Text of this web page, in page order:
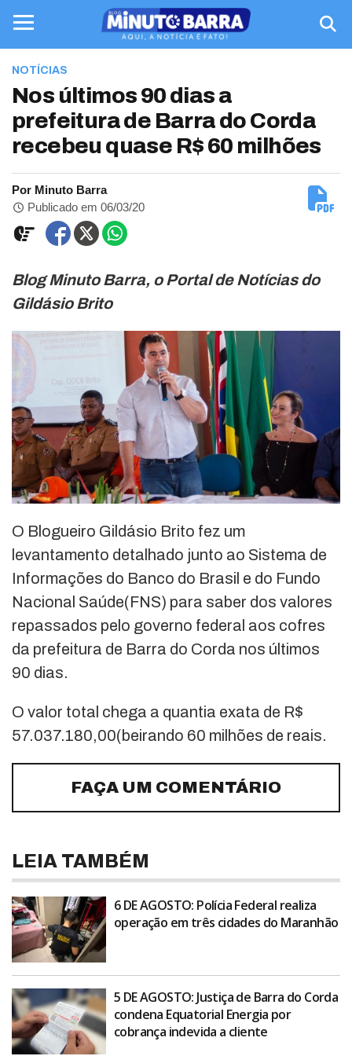
NOTÍCIAS
Nos últimos 90 dias a
prefeitura de Barra do Corda
recebeu quase R$ 60 milhões
Por Minuto Barra
Publicado em 06/03/20
Blog Minuto Barra, o Portal de Notícias do
Gildásio Brito
O Blogueiro Gildásio Brito fez um
levantamento detalhado junto ao Sistema de
Informações do Banco do Brasil e do Fundo
Nacional Saúde(FNS) para saber dos valores
repassados pelo governo federal aos cofres
da prefeitura de Barra do Corda nos últimos
90 dias.
O valor total chega a quantia exata de R$
57.037.180,00(beirando 60 milhões de reais.
FAÇA UM COMENTÁRIO
LEIA TAMBÉM
6 DE AGOSTO: Polícia Federal realiza
operação em três cidades do Maranhão
5 DE AGOSTO: Justiça de Barra do Corda
condena Equatorial Energia por
cobrança indevida a cliente